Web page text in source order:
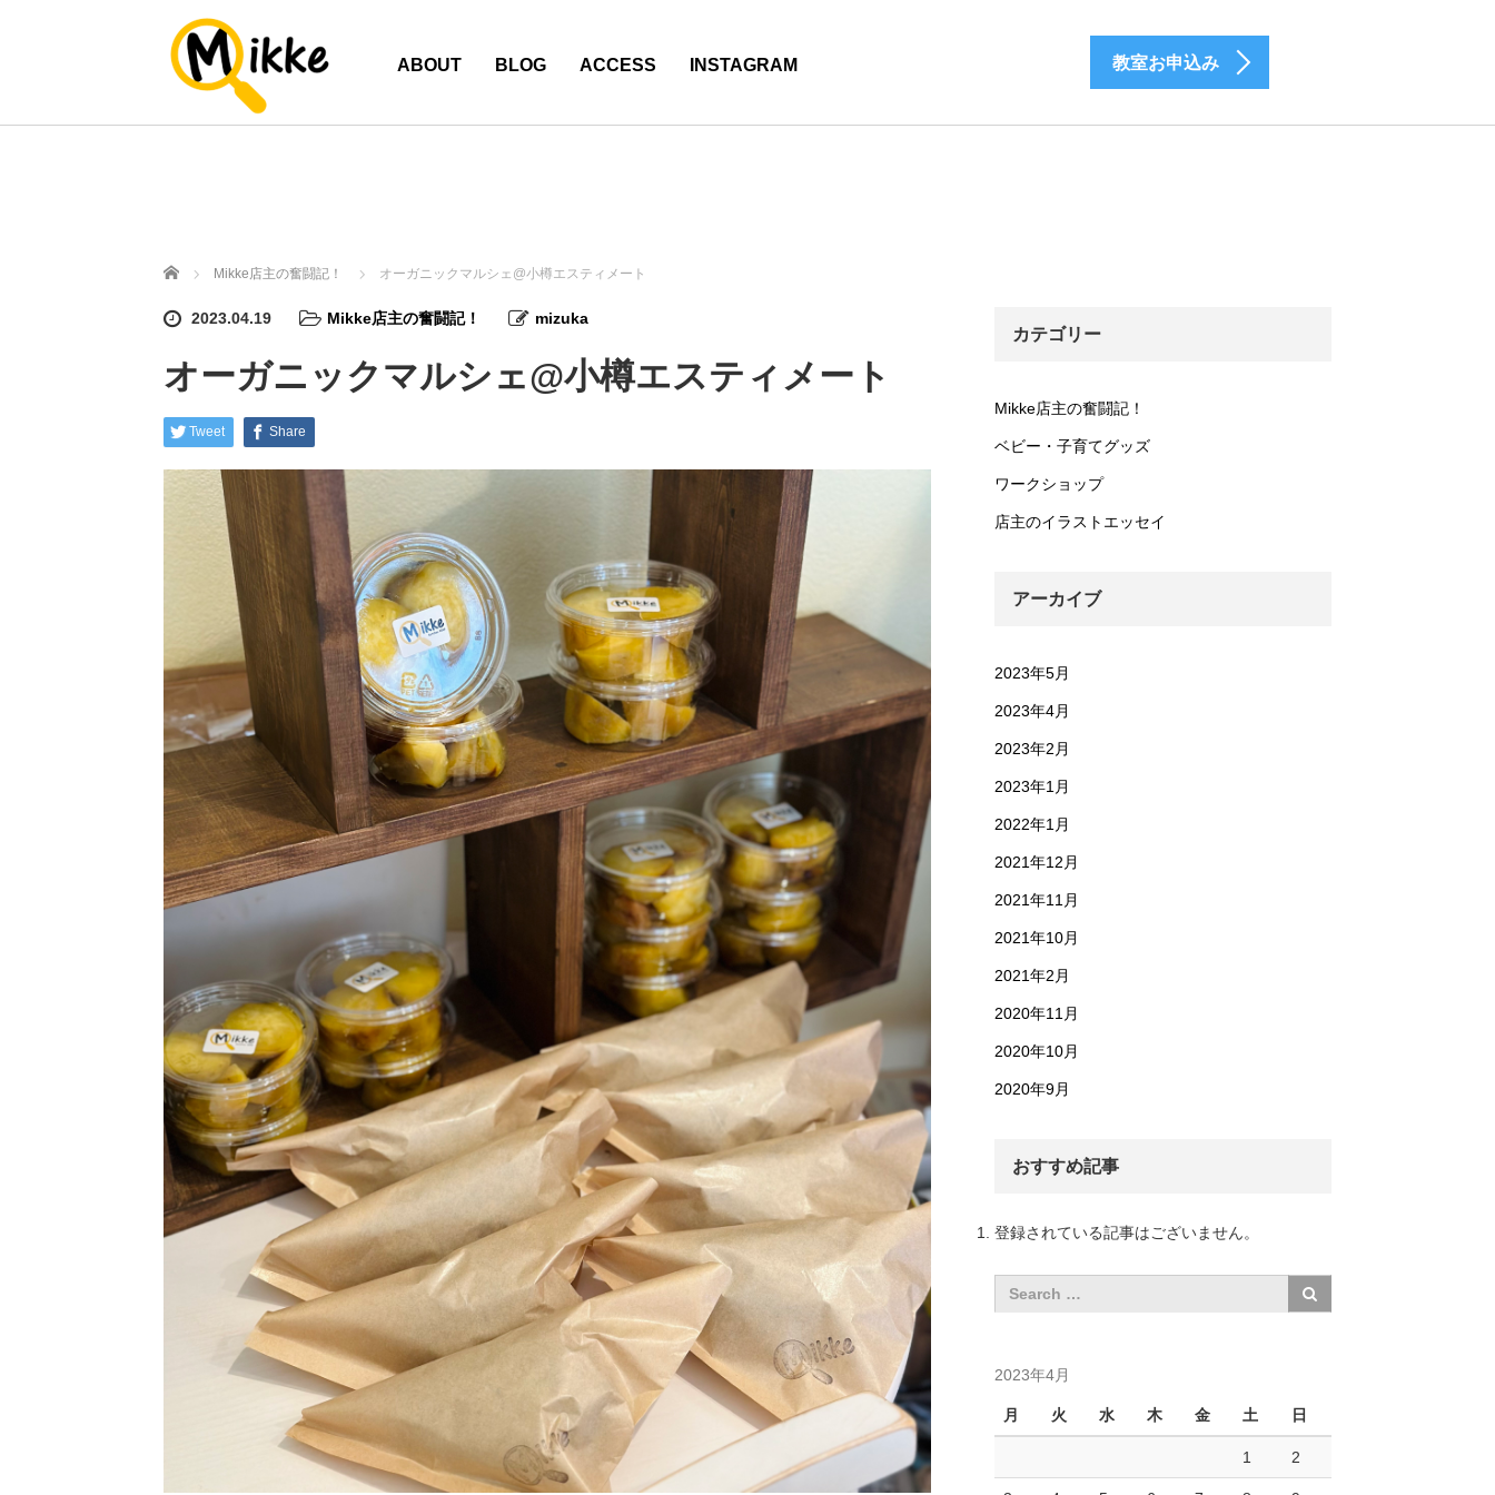
ABOUT BLOG ACCESS INSTAGRAM 教室お申込み
ホーム Mikke店主の奮闘記！ オーガニックマルシェ@小樽エスティメート
2023.04.19 Mikke店主の奮闘記！ mizuka
オーガニックマルシェ@小樽エスティメート
Tweet Share
カテゴリー
Mikke店主の奮闘記！
ベビー・子育てグッズ
ワークショップ
店主のイラストエッセイ
アーカイブ
2023年5月
2023年4月
2023年2月
2023年1月
2022年1月
2021年12月
2021年11月
2021年10月
2021年2月
2020年11月
2020年10月
2020年9月
おすすめ記事
登録されている記事はございません。
2023年4月
月 火 水 木 金 土 日
1 2